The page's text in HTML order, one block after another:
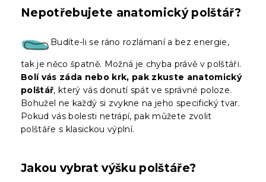
Nepotřebujete anatomický polštář?
Budíte-li se ráno rozlámaní a bez energie,
tak je něco špatně. Možná je chyba právě v polštáři.
Bolí vás záda nebo krk, pak zkuste anatomický
polštář, který vás donutí spát ve správné poloze.
Bohužel ne každý si zvykne na jeho specifický tvar.
Pokud vás bolesti netrápí, pak můžete zvolit
polštáře s klasickou výplní.
Jakou vybrat výšku polštáře?